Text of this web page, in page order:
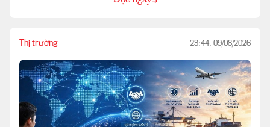
Thị trường 23:44, 09/08/2026